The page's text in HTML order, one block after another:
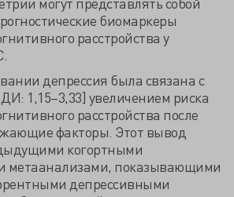
биомаркеры
расстройства у
депрессия была связана с
1,15–3,33] увеличением риска
расстройства после
факторы. Этот вывод
когортными
метаанализами, показывающими
депрессивными